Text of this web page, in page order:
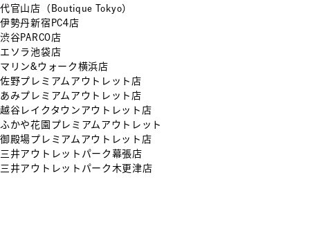
代官山店（Boutique Tokyo）
伊勢丹新宿PC4店
渋谷PARCO店
エソラ池袋店
マリン&ウォーク横浜店
佐野プレミアムアウトレット店
あみプレミアムアウトレット店
越谷レイクタウンアウトレット店
ふかや花園プレミアムアウトレット
御殿場プレミアムアウトレット店
三井アウトレットパーク幕張店
三井アウトレットパーク木更津店